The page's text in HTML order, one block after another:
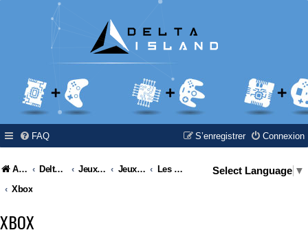
FAQ Connexion
S’enregistrer
Accueil Delta Island Jeux Video Jeux Vidéo & Retrogaming
Les consoles Microsoft
Xbox
Select Language ▼
XBOX